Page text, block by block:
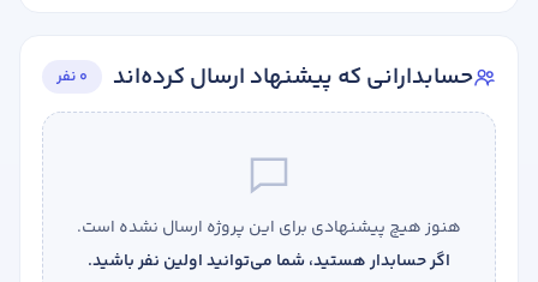
حسابدارانی که پیشنهاد ارسال کرده‌اند 0 نفر
هنوز هیچ پیشنهادی برای این پروژه ارسال نشده است.
اگر حسابدار هستید، شما می‌توانید اولین نفر باشید.